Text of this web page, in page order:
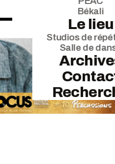
Békali
Le lieu
Studios de
Salle de